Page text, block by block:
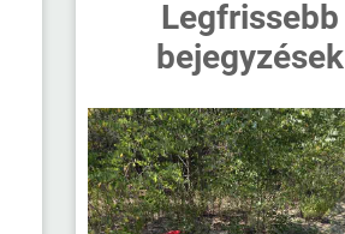
Legfrissebb
bejegyzések